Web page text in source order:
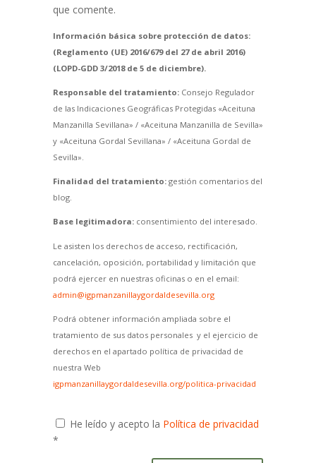
que comente.
Información básica sobre protección de datos:
(Reglamento (UE) 2016/679 del 27 de abril 2016)
(LOPD-GDD 3/2018 de 5 de diciembre).
Responsable del tratamiento:Consejo Regulador
de las Indicaciones Geográficas Protegidas «Aceituna
Manzanilla Sevillana» / «Aceituna Manzanilla de Sevilla»
y «Aceituna Gordal Sevillana» / «Aceituna Gordal de
Sevilla».
Finalidad del tratamiento:gestión comentarios del
blog.
Base legitimadora:consentimiento del interesado.
Le asisten los derechos de acceso, rectificación,
cancelación, oposición, portabilidad y limitación que
podrá ejercer en nuestras oficinas o en el email:
admin@igpmanzanillaygordaldesevilla.org
Podrá obtener información ampliada sobre el
tratamiento de sus datos personales y el ejercicio de
derechos en el apartado política de privacidad de
nuestra Web
igpmanzanillaygordaldesevilla.org/politica-privacidad
He leído y acepto la Política de privacidad
*